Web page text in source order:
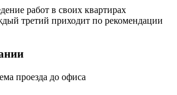
работ в своих квартирах
третий приходит по рекомендации
проезда до офиса